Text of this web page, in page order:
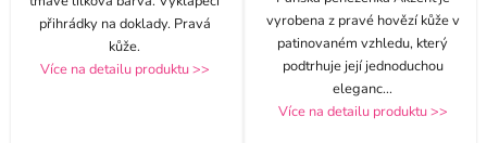
přihrádky na doklady. Pravá
kůže.
Více na detailu produktu >>
vyrobena z pravé hovězí kůže v
patinovaném vzhledu, který
podtrhuje její jednoduchou
eleganc...
Více na detailu produktu >>